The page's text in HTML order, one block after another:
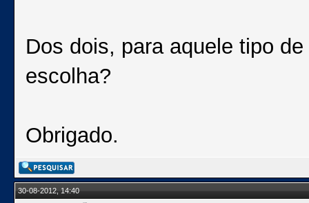
Dos dois, para aquele tipo
escolha?
Obrigado.
30-08-2012, 14:40